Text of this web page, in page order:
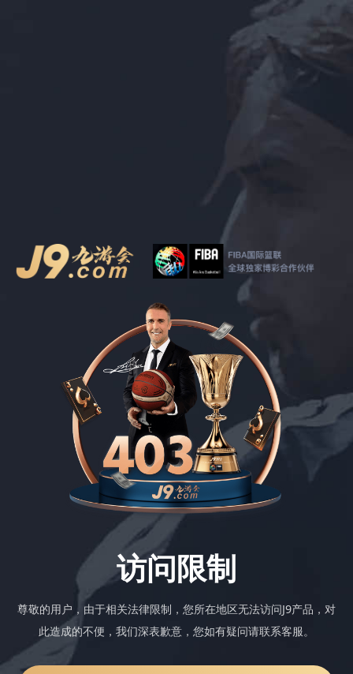
访问限制
尊敬的用户，由于相关法律限制，您所在地区无法访问J9产品，对
此造成的不便，我们深表歉意，您如有疑问请联系客服。